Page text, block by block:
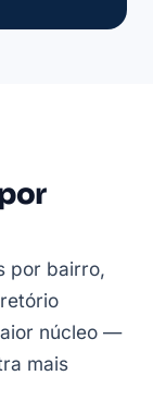
por bairro,
núcleo —
mais